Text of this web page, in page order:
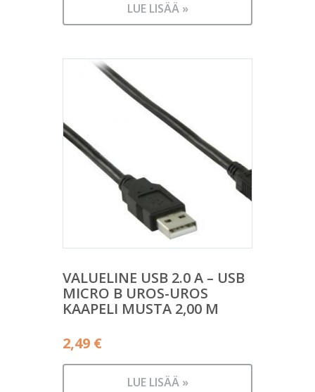
LUE LISÄÄ »
VALUELINE USB 2.0 A – USB
MICRO B UROS-UROS
KAAPELI MUSTA 2,00 M
2,49 €
LUE LISÄÄ »